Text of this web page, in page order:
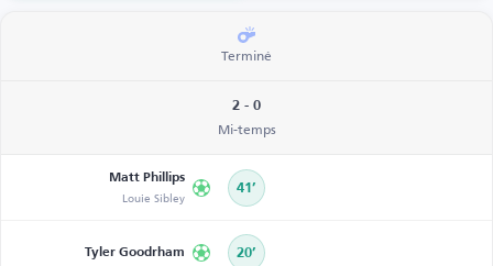
Terminé
2 - 0
Mi-temps
Matt Phillips
Louie Sibley 41’
Tyler Goodrham 20’